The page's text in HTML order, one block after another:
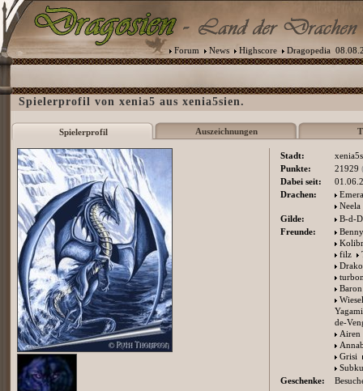
Forum News Highscore Dragopedia
Spielerprofil von xenia5 aus xenia5sien.
Spielerprofil Auszeichnungen
Stadt:
Punkte:
21929
Dabei seit:
Drachen:
Neela
Gilde:
B-d-D
Freunde:
filz
Baron
Yagami
de-
Airen
Grisi
Geschenke: